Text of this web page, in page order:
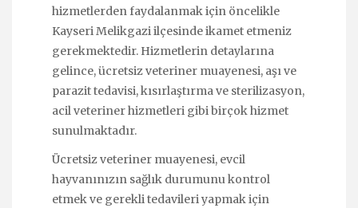
hizmetlerden faydalanmak için öncelikle
Kayseri Melikgazi ilçesinde ikamet etmeniz
gerekmektedir. Hizmetlerin detaylarına
gelince, ücretsiz veteriner muayenesi, aşı ve
parazit tedavisi, kısırlaştırma ve sterilizasyon,
acil veteriner hizmetleri gibi birçok hizmet
sunulmaktadır.
Ücretsiz veteriner muayenesi, evcil
hayvanınızın sağlık durumunu kontrol
etmek ve gerekli tedavileri yapmak için